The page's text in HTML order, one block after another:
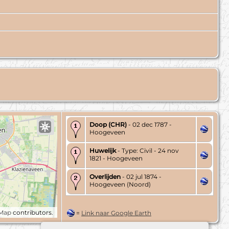
contributors.
Doop (CHR) - 02 dec 1787 -
Hoogeveen
Huwelijk- Type: Civil - 24 nov
1821 - Hoogeveen
Overlijden - 02 jul 1874 -
Hoogeveen (Noord)
= Link naar Google Earth